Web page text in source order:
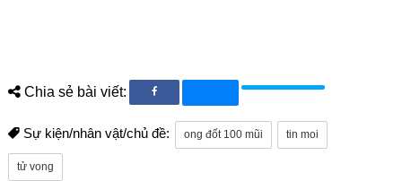
Chia sẻ bài viết:
Sự kiện/nhân vật/chủ đề: ong đốt 100 mũi tin moi
tử vong